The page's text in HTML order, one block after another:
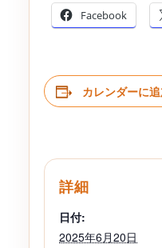
Facebook
カレンダーに
詳細
日付:
2025年6月20日